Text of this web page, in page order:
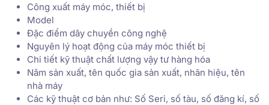
Công xuất máy móc, thiết bị
Model
Đặc điểm dây chuyền công nghệ
Nguyên lý hoạt động của máy móc thiết bị
Chi tiết kỹ thuật chất lượng vậy tư hàng hóa
Năm sản xuất, tên quốc gia sản xuất, nhãn hiệu, tên
nhà máy
Các kỹ thuật cơ bản như: Số Seri, số tàu, số đăng kí, số